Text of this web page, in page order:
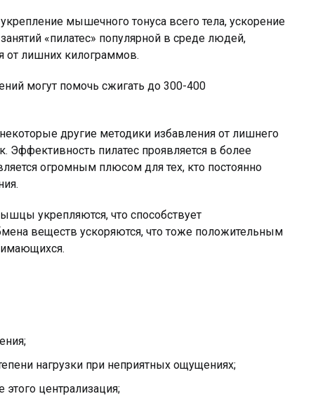
мышечного тонуса всего тела, ускорение
«пилатес» популярной в среде людей,
от лишних килограммов.
могут помочь сжигать до 300-400
другие методики избавления от лишнего
пилатес проявляется в более
огромным плюсом для тех, кто постоянно
укрепляются, что способствует
веществ ускоряются, что тоже положительным
нагрузки при неприятных ощущениях;
этого централизация;